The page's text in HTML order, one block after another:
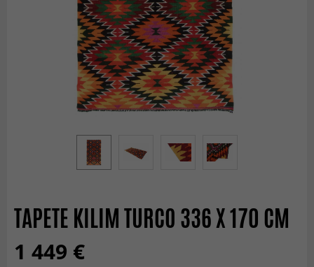
TAPETE KILIM TURCO 336 X 170 CM
1 449 €